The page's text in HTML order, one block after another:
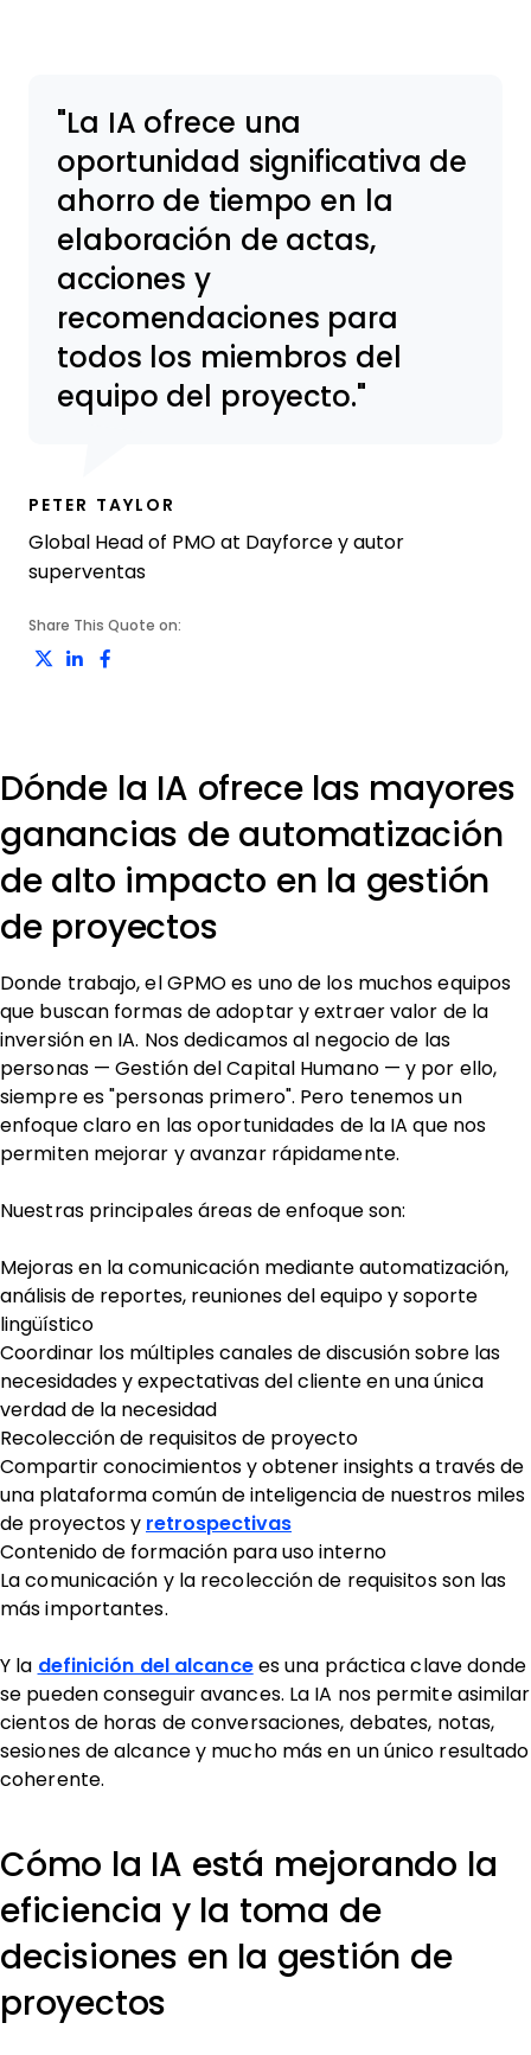
La IA ofrece una
oportunidad significativa de
ahorro de tiempo en la
elaboración de actas,
acciones y
recomendaciones para
todos los miembros del
equipo del proyecto.
Share This Quote on:
Share on Twitter
Share on LinkedIn
PETER TAYLOR
Global Head of PMO at Dayforce y autor
superventas
Dónde la IA ofrece las mayores
ganancias de automatización
de alto impacto en la gestión
de proyectos
Donde trabajo, el GPMO es uno de los muchos equipos
que buscan formas de adoptar y extraer valor de la
inversión en IA. Nos dedicamos al negocio de las
personas — Gestión del Capital Humano — y por ello,
siempre es "personas primero". Pero tenemos un
enfoque claro en las oportunidades de la IA que nos
permiten mejorar y avanzar rápidamente.
Nuestras principales áreas de enfoque son:
Mejoras en la comunicación mediante automatización,
análisis de reportes, reuniones del equipo y soporte
lingüístico
Coordinar los múltiples canales de discusión sobre las
necesidades y expectativas del cliente en una única
verdad de la necesidad
Recolección de requisitos de proyecto
Compartir conocimientos y obtener insights a través de
una plataforma común de inteligencia de nuestros miles
de proyectos y retrospectivas
Contenido de formación para uso interno
La comunicación y la recolección de requisitos son las
más importantes.
Y la definición del alcancees una práctica clave donde
se pueden conseguir avances. La IA nos permite asimilar
cientos de horas de conversaciones, debates, notas,
sesiones de alcance y mucho más en un único resultado
coherente.
Cómo la IA está mejorando la
eficiencia y la toma de
decisiones en la gestión de
proyectos